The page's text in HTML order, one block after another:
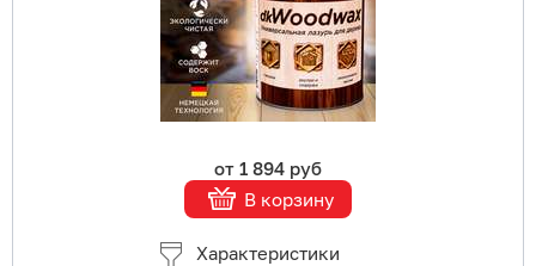
от 1 894 руб
В корзину
Характеристики
Подробнее